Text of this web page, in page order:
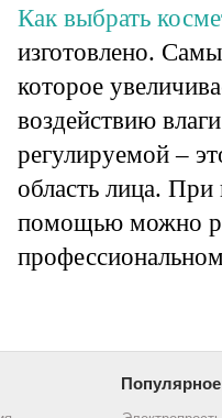
Как выбрать
изготовлено.
которое
воздействию
регулируемой –
область лица. При
помощью можно
Популярное